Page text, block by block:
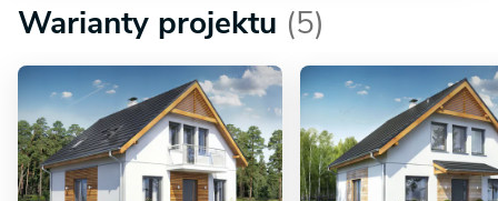
Warianty projektu (5)